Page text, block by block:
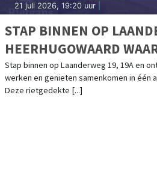
21 juli 2026, 19:20 uur
STAP BINNEN OP
HEERHUGOWAARD
WERKEN EN GENIETEN
Stap binnen op Laanderweg 19, 19A en
werken en genieten samenkomen in één
Deze rietgedekte [...]